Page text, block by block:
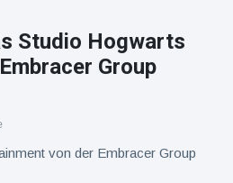
Studio Hogwarts
Group
von der Embracer Group